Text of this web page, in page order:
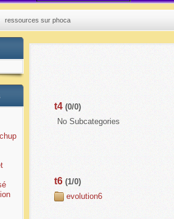
ressources sur phoca
t4 (0/0)
No Subcategories
t6 (1/0)
evolution6